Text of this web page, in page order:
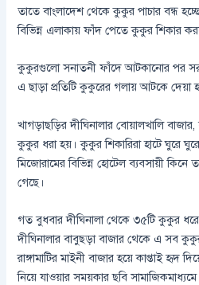
তাতে বাংলাদেশ থেকে কুকুর পাচার বন্ধ
বিভিন্ন এলাকায় ফাঁদ পেতে কুকুর শিকার
কুকুরগুলো সনাতনী ফাঁদে আটকানোর পর সরু
এ ছাড়া প্রতিটি কুকুরের গলায় আটকে দেয়া
খাগড়াছড়ির দীঘিনালার বোয়ালখালি
কুকুর ধরা হয়। কুকুর শিকারিরা হাটে ঘুরে
মিজোরামের বিভিন্ন হোটেল ব্যবসায়ী কিনে
গেছে।
গত বুধবার দীঘিনালা থেকে ৩৫টি কুকুর
দীঘিনালার বাবুছড়া বাজার থেকে এ সব
রাঙ্গামাটির মাইনী বাজার হয়ে কাপ্তাই হৃদ
নিয়ে যাওয়ার সময়কার ছবি